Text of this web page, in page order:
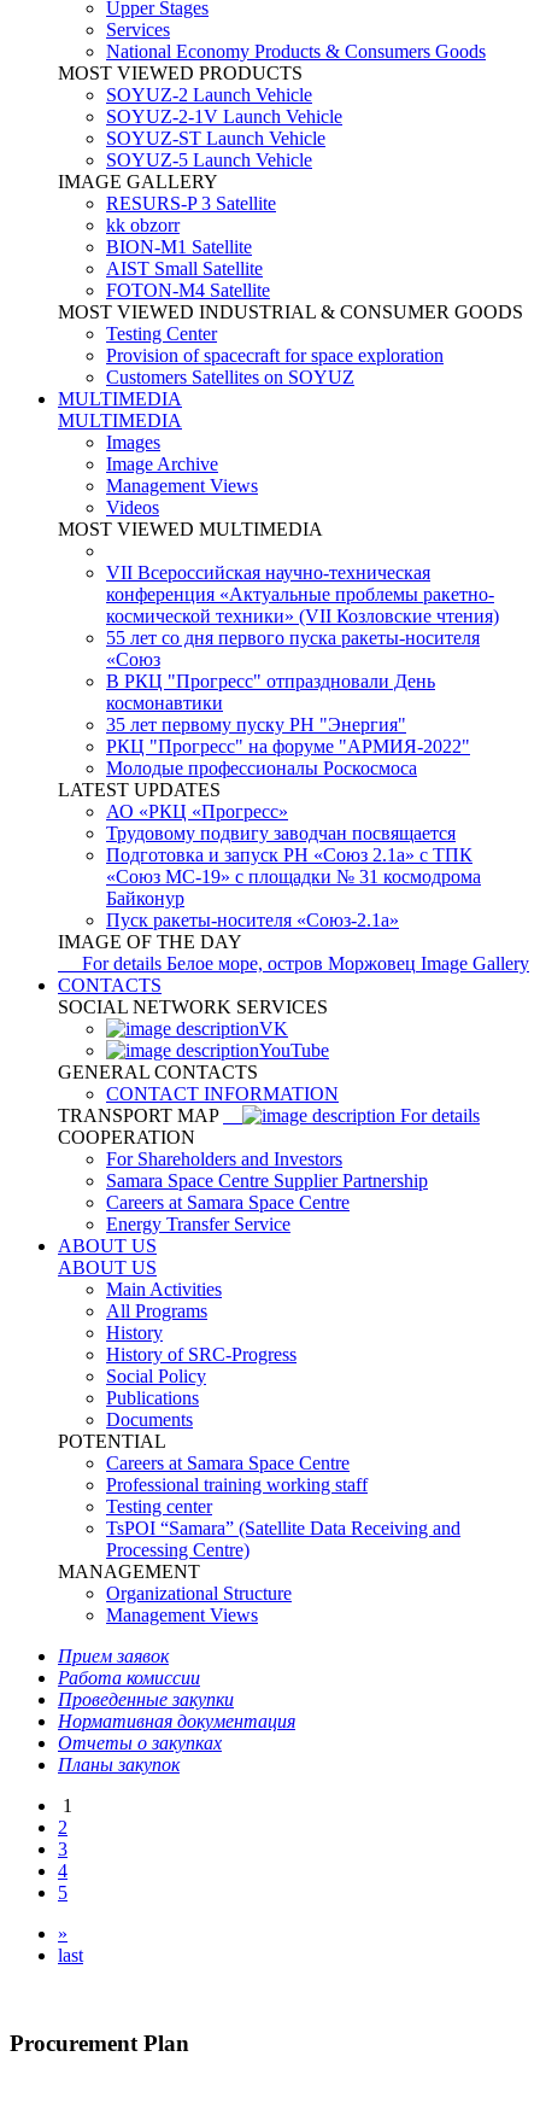
Upper Stages
Services
National Economy Products & Consumers Goods
MOST VIEWED PRODUCTS
SOYUZ-2 Launch Vehicle
SOYUZ-2-1V Launch Vehicle
SOYUZ-ST Launch Vehicle
SOYUZ-5 Launch Vehicle
IMAGE GALLERY
RESURS-P 3 Satellite
kk obzorr
BION-M1 Satellite
AIST Small Satellite
FOTON-M4 Satellite
MOST VIEWED INDUSTRIAL & CONSUMER GOODS
Testing Center
Provision of spacecraft for space exploration
Customers Satellites on SOYUZ
MULTIMEDIA
MULTIMEDIA
Images
Image Archive
Management Views
Videos
MOST VIEWED MULTIMEDIA
VII Всероссийская научно-техническая
конференция «Актуальные проблемы ракетно-
космической техники» (VII Козловские чтения)
55 лет со дня первого пуска ракеты-носителя
«Союз
В РКЦ "Прогресс" отпраздновали День
космонавтики
35 лет первому пуску РН "Энергия"
РКЦ "Прогресс" на форуме "АРМИЯ-2022"
Молодые профессионалы Роскосмоса
LATEST UPDATES
АО «РКЦ «Прогресс»
Трудовому подвигу заводчан посвящается
Подготовка и запуск РН «Союз 2.1а» с ТПК
«Союз МС-19» с площадки № 31 космодрома
Байконур
Пуск ракеты-носителя «Союз-2.1а»
IMAGE OF THE DAY
For details Белое море, остров Моржовец Image Gallery
CONTACTS
SOCIAL NETWORK SERVICES
VK
YouTube
GENERAL CONTACTS
CONTACT INFORMATION
TRANSPORT MAP
For details
COOPERATION
For Shareholders and Investors
Samara Space Centre Supplier Partnership
Careers at Samara Space Centre
Energy Transfer Service
ABOUT US
ABOUT US
Main Activities
All Programs
History
History of SRC-Progress
Social Policy
Publications
Documents
POTENTIAL
Careers at Samara Space Centre
Professional training working staff
Testing center
TsPOI “Samara” (Satellite Data Receiving and
Processing Centre)
MANAGEMENT
Organizational Structure
Management Views
Прием заявок
Работа комиссии
Проведенные закупки
Нормативная документация
Отчеты о закупках
Планы закупок
1
2
3
4
5
»
last
Procurement Plan